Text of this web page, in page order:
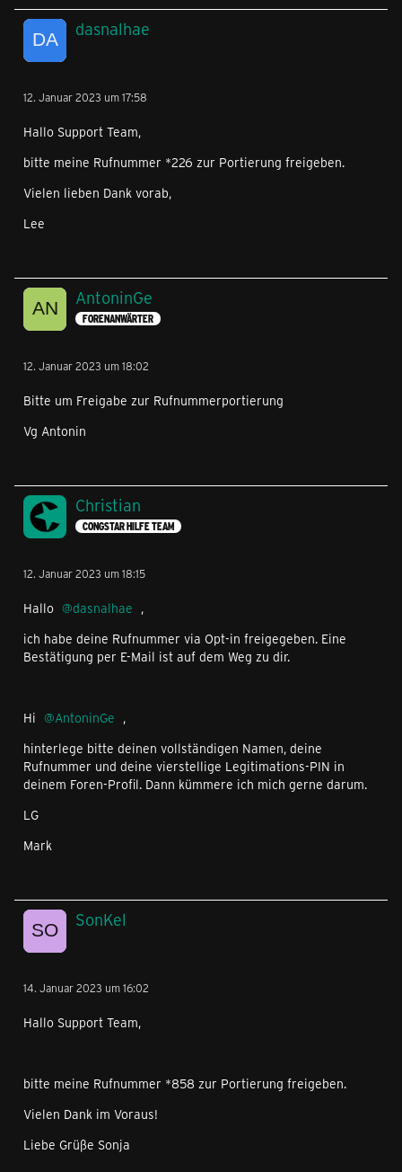
dasnalhae
12. Januar 2023 um 17:58
Hallo Support Team,
bitte meine Rufnummer *226 zur Portierung freigeben.
Vielen lieben Dank vorab,
Lee
AntoninGe
FORENANWÄRTER
12. Januar 2023 um 18:02
Bitte um Freigabe zur Rufnummerportierung
Vg Antonin
Christian
CONGSTAR HILFE TEAM
12. Januar 2023 um 18:15
Hallo dasnalhae ,
ich habe deine Rufnummer via Opt-in freigegeben. Eine
Bestätigung per E-Mail ist auf dem Weg zu dir.
Hi AntoninGe ,
hinterlege bitte deinen vollständigen Namen, deine
Rufnummer und deine vierstellige Legitimations-PIN in
deinem Foren-Profil. Dann kümmere ich mich gerne darum.
LG
Mark
SonKel
14. Januar 2023 um 16:02
Hallo Support Team,
bitte meine Rufnummer *858 zur Portierung freigeben.
Vielen Dank im Voraus!
Liebe Grüße Sonja